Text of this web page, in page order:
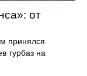
от
принялся
турбаз на